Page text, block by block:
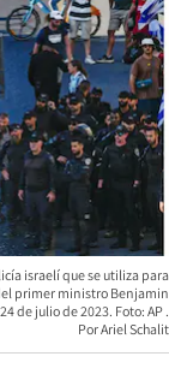
israelí que se utiliza para
primer ministro Benjamin
de julio de 2023. Foto: AP
Ariel Schalit